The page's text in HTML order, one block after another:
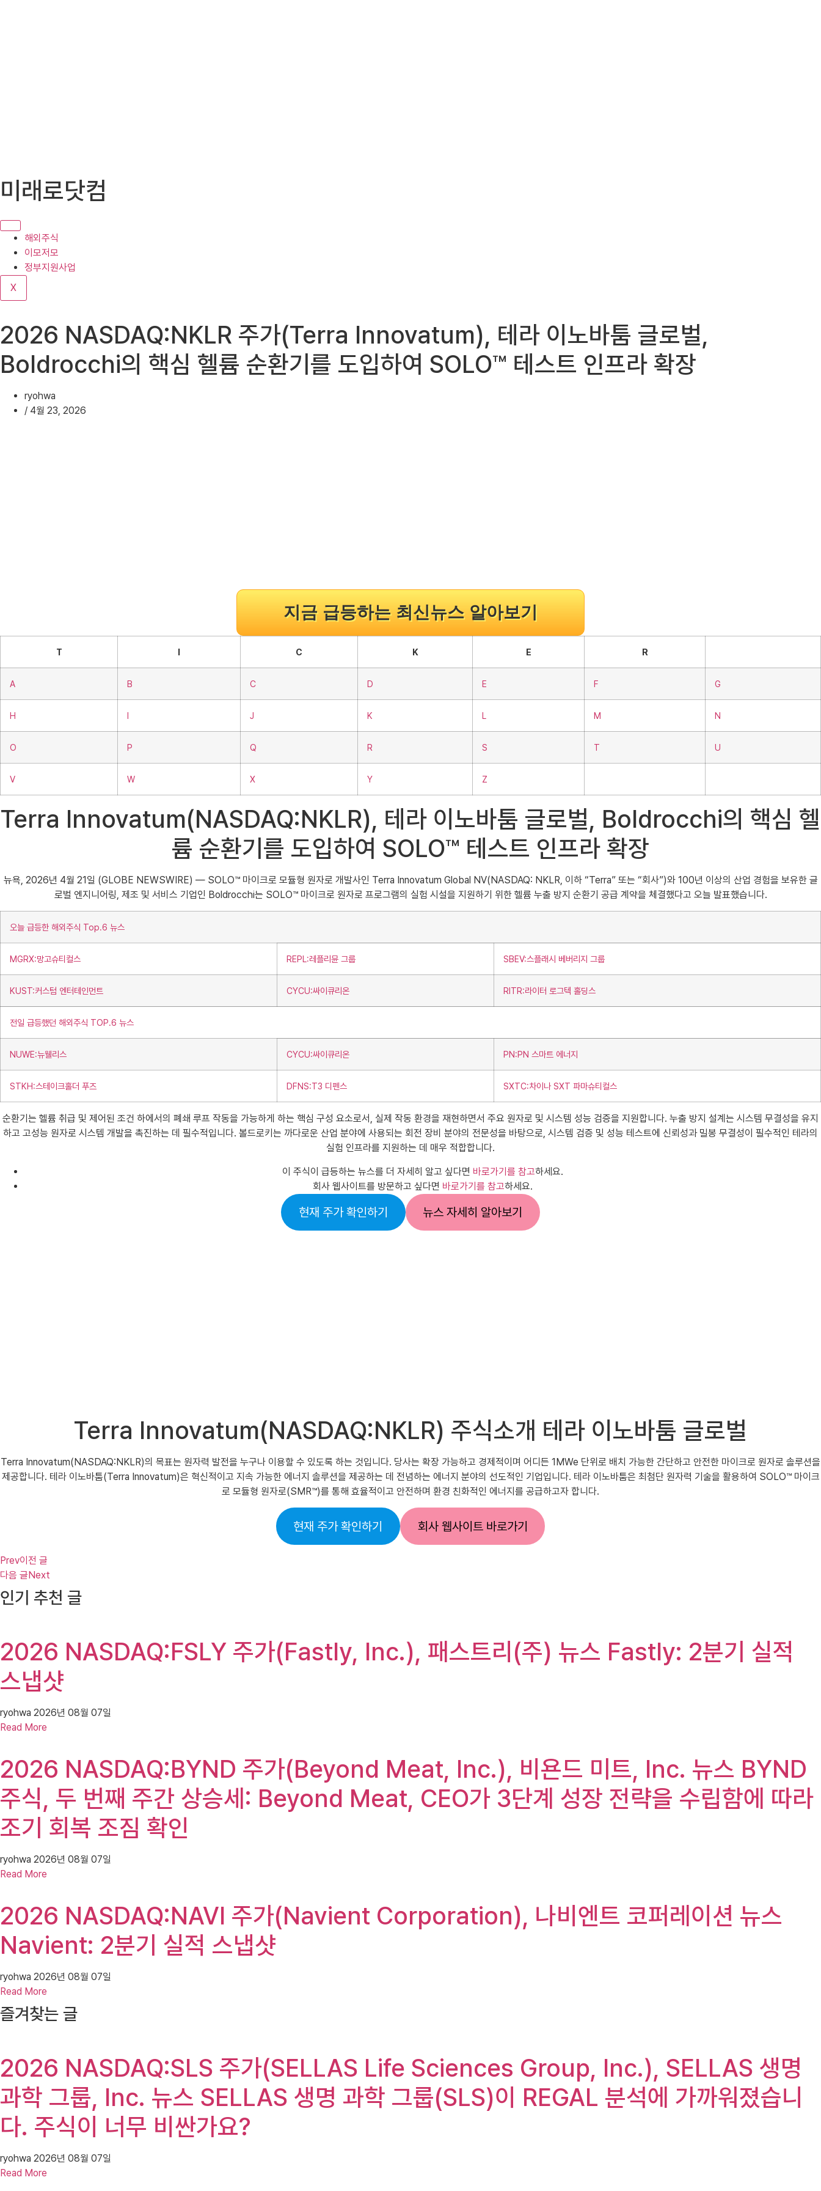
텐
로
기
미래로닷컴
해외주식
이모저모
정부지원사업
X
2026 NASDAQ:NKLR 주가(Terra Innovatum), 테라 이노바툼 글로벌,
Boldrocchi의 핵심 헬륨 순환기를 도입하여 SOLO™ 테스트 인프라 확장
ryohwa
/ 4월 23, 2026
지금 급등하는 최신뉴스 알아보기
T I C K E R
A B C D E F G
H I J K L M N
O P Q R S T U
V W X Y Z
Terra Innovatum(NASDAQ:NKLR), 테라 이노바툼 글로벌, Boldrocchi의 핵심 헬
륨 순환기를 도입하여 SOLO™ 테스트 인프라 확장
뉴욕, 2026년 4월 21일 (GLOBE NEWSWIRE) — SOLO™ 마이크로 모듈형 원자로 개발사인 Terra Innovatum Global NV(NASDAQ: NKLR, 이하 “Terra” 또는 “회사”)와 100년 이상의 산업 경험을 보유한 글
로벌 엔지니어링, 제조 및 서비스 기업인 Boldrocchi는 SOLO™ 마이크로 원자로 프로그램의 실험 시설을 지원하기 위한 헬륨 누출 방지 순환기 공급 계약을 체결했다고 오늘 발표했습니다.
오늘 급등한 해외주식 Top.6 뉴스
MGRX:망고슈티컬스 REPL:레플리뮨 그룹 SBEV:스플래시 베버리지 그룹
KUST:커스텀 엔터테인먼트 CYCU:싸이큐리온 RITR:라이터 로그텍 홀딩스
전일 급등했던 해외주식 TOP.6 뉴스
NUWE:뉴웰리스 CYCU:싸이큐리온 PN:PN 스마트 에너지
STKH:스테이크홀더 푸즈 DFNS:T3 디펜스 SXTC:차이나 SXT 파마슈티컬스
순환기는 헬륨 취급 및 제어된 조건 하에서의 폐쇄 루프 작동을 가능하게 하는 핵심 구성 요소로서, 실제 작동 환경을 재현하면서 주요 원자로 및 시스템 성능 검증을 지원합니다. 누출 방지 설계는 시스템 무결성을 유지
하고 고성능 원자로 시스템 개발을 촉진하는 데 필수적입니다. 볼드로키는 까다로운 산업 분야에 사용되는 회전 장비 분야의 전문성을 바탕으로, 시스템 검증 및 성능 테스트에 신뢰성과 밀봉 무결성이 필수적인 테라의
실험 인프라를 지원하는 데 매우 적합합니다.
이 주식이 급등하는 뉴스를 더 자세히 알고 싶다면 바로가기를 참고하세요.
회사 웹사이트를 방문하고 싶다면 바로가기를 참고하세요.
현재 주가 확인하기 뉴스 자세히 알아보기
Terra Innovatum(NASDAQ:NKLR) 주식소개 테라 이노바툼 글로벌
Terra Innovatum(NASDAQ:NKLR)의 목표는 원자력 발전을 누구나 이용할 수 있도록 하는 것입니다. 당사는 확장 가능하고 경제적이며 어디든 1MWe 단위로 배치 가능한 간단하고 안전한 마이크로 원자로 솔루션을
제공합니다. 테라 이노바툼(Terra Innovatum)은 혁신적이고 지속 가능한 에너지 솔루션을 제공하는 데 전념하는 에너지 분야의 선도적인 기업입니다. 테라 이노바툼은 최첨단 원자력 기술을 활용하여 SOLO™ 마이크
로 모듈형 원자로(SMR™)를 통해 효율적이고 안전하며 환경 친화적인 에너지를 공급하고자 합니다.
현재 주가 확인하기 회사 웹사이트 바로가기
Prev이전 글
다음 글 Next
인기 추천 글
2026 NASDAQ:FSLY 주가(Fastly, Inc.), 패스트리(주) 뉴스 Fastly: 2분기 실적
스냅샷
ryohwa 2026년 08월 07일
Read More
2026 NASDAQ:BYND 주가(Beyond Meat, Inc.), 비욘드 미트, Inc. 뉴스 BYND
주식, 두 번째 주간 상승세: Beyond Meat, CEO가 3단계 성장 전략을 수립함에 따라
조기 회복 조짐 확인
ryohwa 2026년 08월 07일
Read More
2026 NASDAQ:NAVI 주가(Navient Corporation), 나비엔트 코퍼레이션 뉴스
Navient: 2분기 실적 스냅샷
ryohwa 2026년 08월 07일
Read More
즐겨찾는 글
2026 NASDAQ:SLS 주가(SELLAS Life Sciences Group, Inc.), SELLAS 생명
과학 그룹, Inc. 뉴스 SELLAS 생명 과학 그룹(SLS)이 REGAL 분석에 가까워졌습니
다. 주식이 너무 비싼가요?
ryohwa 2026년 08월 07일
Read More